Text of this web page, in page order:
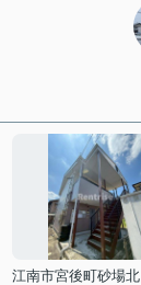
江南市宮後町砂場北